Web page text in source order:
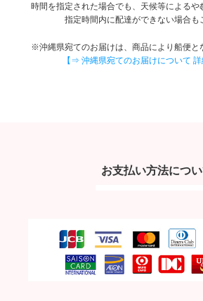
時間を指定された場合でも、天候等によるや
指定時間内に配達ができない場合も
※沖縄県宛てのお届けは、商品により船便と
【⇒ 沖縄県宛てのお届けについて 詳
お支払い方法につ